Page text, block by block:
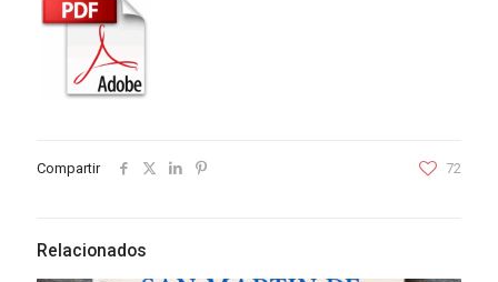
Compartir 72
Relacionados